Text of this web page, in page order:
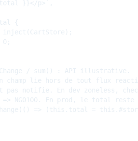
}}</p>`,
{
0;
/ sum() : API illustrative.
champ lie hors de tout flux
pas notifie. En dev zoneless,
NG0100. En prod, le total reste
=> (this.total =